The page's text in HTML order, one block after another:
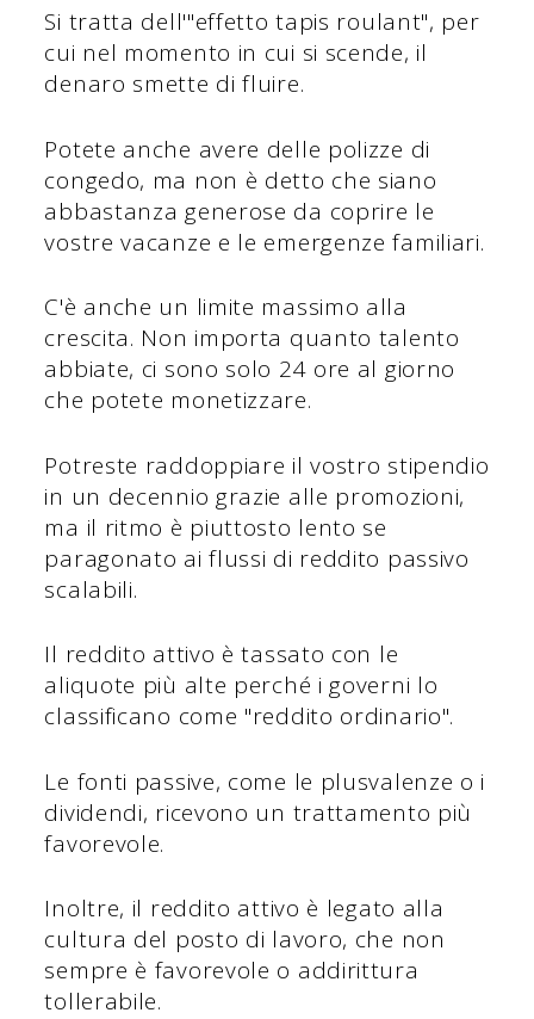
Si tratta dell'"effetto tapis roulant", per
cui nel momento in cui si scende, il
denaro smette di fluire.
Potete anche avere delle polizze di
congedo, ma non è detto che siano
abbastanza generose da coprire le
vostre vacanze e le emergenze familiari.
C'è anche un limite massimo alla
crescita. Non importa quanto talento
abbiate, ci sono solo 24 ore al giorno
che potete monetizzare.
Potreste raddoppiare il vostro stipendio
in un decennio grazie alle promozioni,
ma il ritmo è piuttosto lento se
paragonato ai flussi di reddito passivo
scalabili.
Il reddito attivo è tassato con le
aliquote più alte perché i governi lo
classificano come "reddito ordinario".
Le fonti passive, come le plusvalenze o i
dividendi, ricevono un trattamento più
favorevole.
Inoltre, il reddito attivo è legato alla
cultura del posto di lavoro, che non
sempre è favorevole o addirittura
tollerabile.